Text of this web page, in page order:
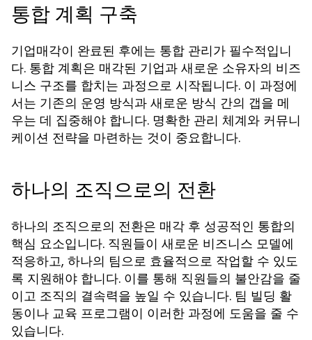
통합 계획 구축
기업매각이 완료된 후에는 통합 관리가 필수적입니
다. 통합 계획은 매각된 기업과 새로운 소유자의 비즈
니스 구조를 합치는 과정으로 시작됩니다. 이 과정에
서는 기존의 운영 방식과 새로운 방식 간의 갭을 메
우는 데 집중해야 합니다. 명확한 관리 체계와 커뮤니
케이션 전략을 마련하는 것이 중요합니다.
하나의 조직으로의 전환
하나의 조직으로의 전환은 매각 후 성공적인 통합의
핵심 요소입니다. 직원들이 새로운 비즈니스 모델에
적응하고, 하나의 팀으로 효율적으로 작업할 수 있도
록 지원해야 합니다. 이를 통해 직원들의 불안감을 줄
이고 조직의 결속력을 높일 수 있습니다. 팀 빌딩 활
동이나 교육 프로그램이 이러한 과정에 도움을 줄 수
있습니다.